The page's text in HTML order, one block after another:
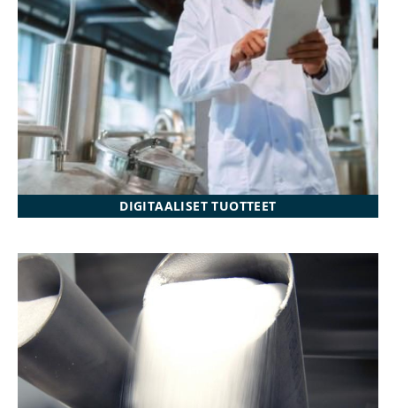
DIGITAALISET TUOTTEET